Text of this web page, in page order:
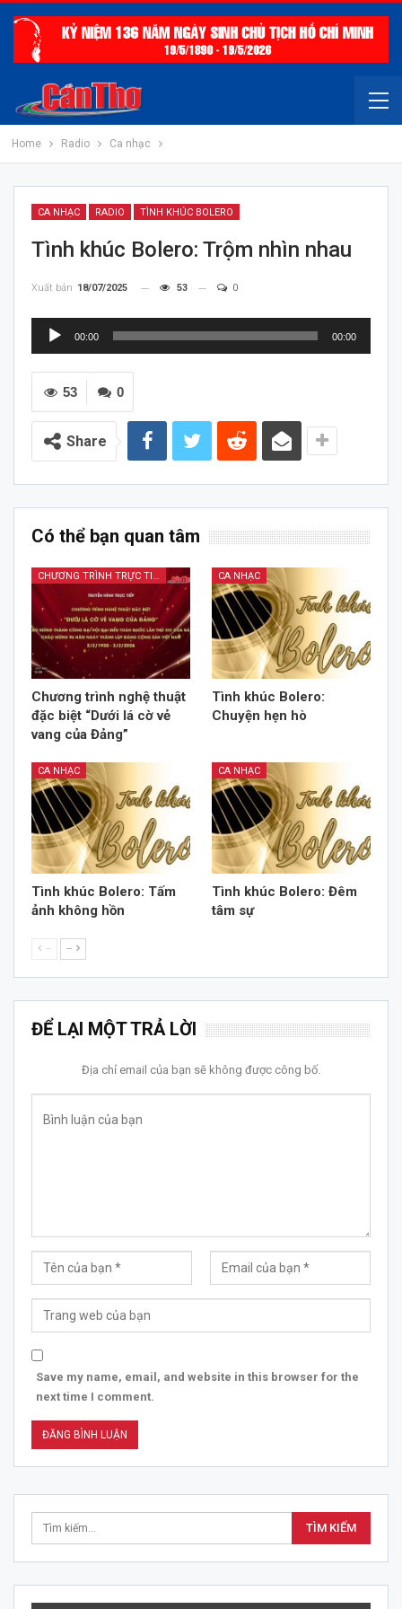
Home Radio Ca nhạc
CA NHẠC RADIO TÌNH KHÚC BOLERO
Tình khúc Bolero: Trộm nhìn nhau
Xuất bản 18/07/2025 53 0
Trình
Audio
00:00 00:00
0
53
Share
Có thể bạn quan tâm
CHƯƠNG TRÌNH TRỰC TIẾP
Chương trình nghệ thuật
đặc biệt “Dưới lá cờ vẻ
vang của Đảng”
CA NHẠC
Tình khúc Bolero:
Chuyện hẹn hò
CA NHẠC
Tình khúc Bolero: Tấm
ảnh không hồn
CA NHẠC
Tình khúc Bolero: Đêm
tâm sự
-- --
ĐỂ LẠI MỘT TRẢ LỜI
Địa chỉ email của bạn sẽ không được công bố.
Save my name, email, and website in this browser for the
next time I comment.